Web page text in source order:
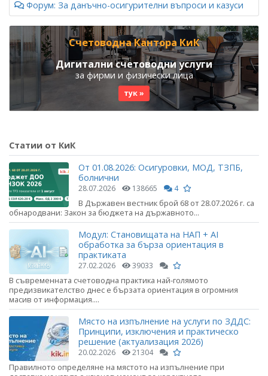
Форум: За данъчно-осигурителни въпроси и казуси
Счетоводна Кантора КиК
Дигитални счетоводни услуги
за фирми и физически лица
тук »
Статии от КиК
От 01.08.2026: Осигуровки, МОД, ТЗПБ,
болнични
28.07.2026 138665 4
В Държавен вестник брой 68 от 28.07.2026 г. са
обнародвани: Закон за бюджета на държавното...
Модул: Становищата на НАП + AI
обработка за бърза ориентация в
практиката
27.02.2026 39033
В съвременната счетоводна практика най-голямото
предизвикателство днес е бързата ориентация в огромния
масив от информация....
Място на изпълнение на услуги по ЗДДС:
Принципи, изключения и практическо
решение (актуализация 2026)
20.02.2026 21304
Правилното определяне на мястото на изпълнение при